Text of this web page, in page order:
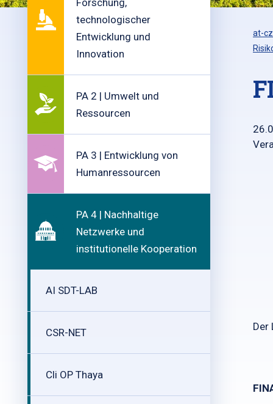
Forschung,
technologischer
Entwicklung und
Innovation
PA 2 | Umwelt und
Ressourcen
PA 3 | Entwicklung von
Humanressourcen
PA 4 | Nachhaltige
Netzwerke und
institutionelle Kooperation
AI SDT-LAB
CSR-NET
Cli OP Thaya
at-
Der